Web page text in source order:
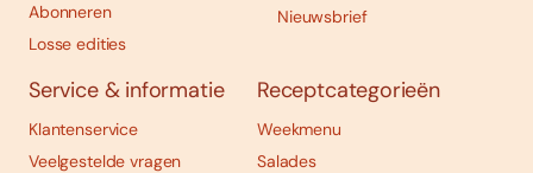
Abonneren
Losse edities
Nieuwsbrief
Service & informatie
Klantenservice
Veelgestelde vragen
Receptcategorieën
Weekmenu
Salades